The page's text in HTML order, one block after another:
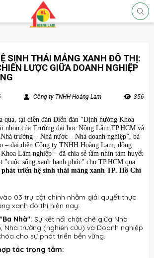
SINH THÁI MẢNG XANH ĐÔ THỊ:
LƯỢC GIỮA DOANH NGHIỆP
Công ty TNHH Hoàng Lam 356
qua, tại diễn đàn Diễn đàn “Định hướng Khoa
nhọn của Trường đại học Nông Lâm TP.HCM và
trường – Nhà nước – Nhà doanh nghiệp”, bà
– đại diện Công ty TNHH Hoàng Lam, đồng
Lâm nghiệp – đã chia sẻ tầm nhìn tâm huyết
"cuộc sống xanh hạnh phúc" cho TP.HCM qua
triển hệ sinh thái mảng xanh TP. Hồ Chí
03 trụ cột chính nhằm giải quyết thực
xanh đô thị hiện nay:
Nhà": Sự kết nối chặt chẽ giữa Nhà
Nhà trường (nghiên cứu) và Doanh nghiệp
cho sự phát triển bền vững.
tác trọng tâm: